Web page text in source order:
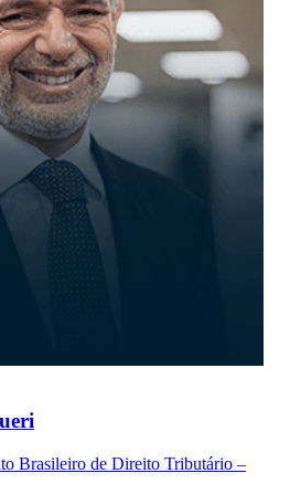
Brasileiro de Direito Tributário –